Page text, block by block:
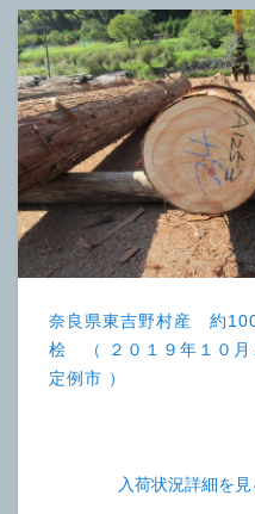
奈良県東吉野村産 約
桧 （ ２０１９年１０月
定例市 ）
入荷状況詳細を見